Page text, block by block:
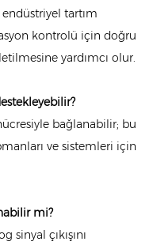
tartım
kontrolü için doğru
yardımcı olur.
bağlanabilir; bu
ve sistemleri için
mi?
sinyal çıkışını